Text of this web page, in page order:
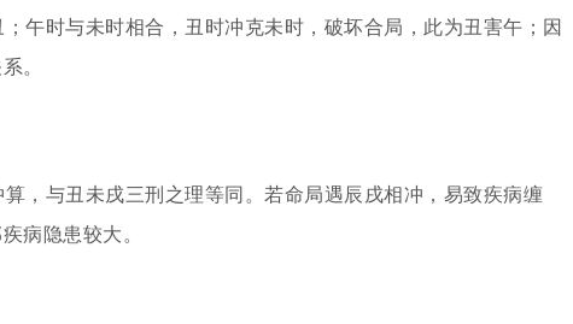
午时与未时相合，丑时冲克未时，破坏合局，此为丑害午；因
。
，与丑未戌三刑之理等同。若命局遇辰戌相冲，易致疾病缠
病隐患较大。